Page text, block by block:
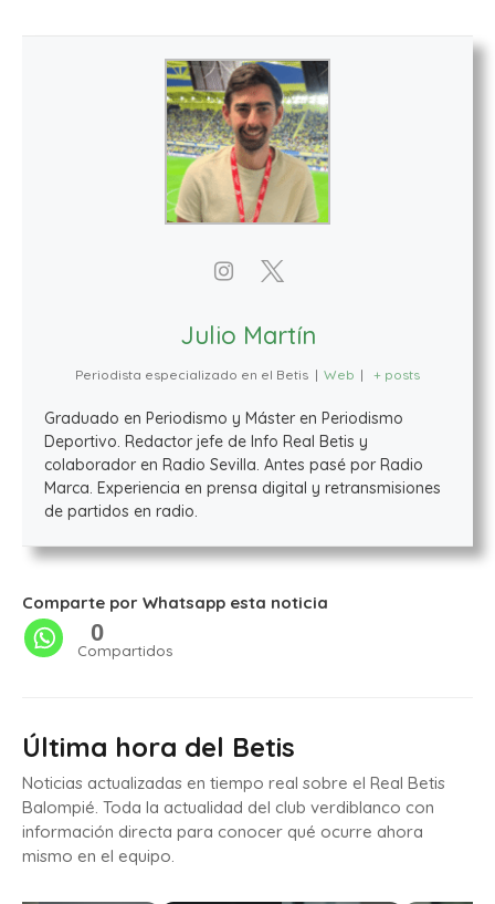
Julio Martín
Periodista especializado en el Betis | Web | + posts
Graduado en Periodismo y Máster en Periodismo
Deportivo. Redactor jefe de Info Real Betis y
colaborador en Radio Sevilla. Antes pasé por Radio
Marca. Experiencia en prensa digital y retransmisiones
de partidos en radio.
Comparte por Whatsapp esta noticia
0
Compartidos
Última hora del Betis
Noticias actualizadas en tiempo real sobre el Real Betis
Balompié. Toda la actualidad del club verdiblanco con
información directa para conocer qué ocurre ahora
mismo en el equipo.